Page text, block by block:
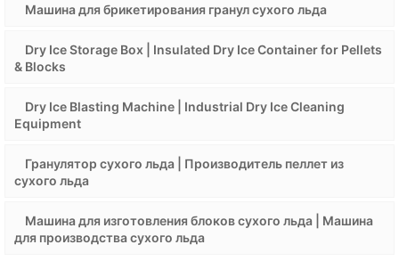
Машина для брикетирования гранул сухого льда
Dry Ice Storage Box | Insulated Dry Ice Container for Pellets
& Blocks
Dry Ice Blasting Machine | Industrial Dry Ice Cleaning
Equipment
Гранулятор сухого льда | Производитель пеллет из
сухого льда
Машина для изготовления блоков сухого льда | Машина
для производства сухого льда